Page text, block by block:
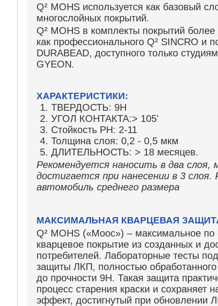
Q² MOHS используется как базовый
многослойных покрытий.
Q² MOHS в комплекты покрытий более
как профессионального Q² SINCRO и
DURABEAD, доступного только
GYEON.
ХАРАКТЕРИСТИКИ:
ТВЕРДОСТЬ: 9H
УГОЛ КОНТАКТА:> 105'
Стойкость PH: 2-11
Толщина слоя: 0,2 - 0,5 мкм
ДЛИТЕЛЬНОСТЬ: > 18 месяцев.
Рекомендуется наносить в два слоя,
достигается при нанесении в 3 слоя.
автомобиль среднего размера
МАКСИМАЛЬНАЯ КВАРЦЕВАЯ
Q² MOHS («Моос») – максимальное по
кварцевое покрытие из созданных и
потребителей. Лабораторные тесты
защиты ‎ЛКП, полностью
до прочности 9H. Такая защита
процесс старения краски и сохраняет
эффект, достигнутый при обновлении